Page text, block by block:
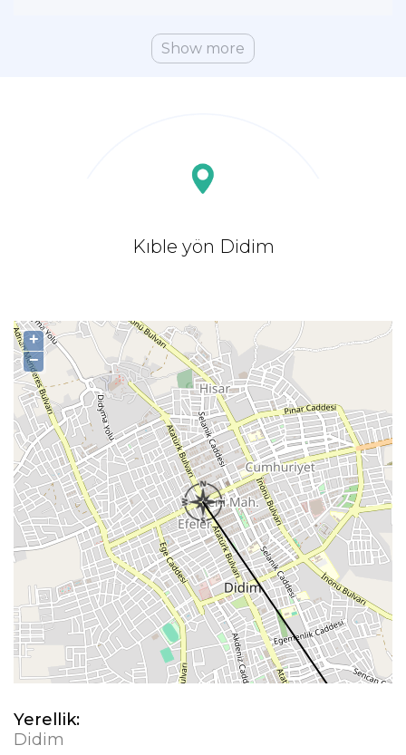
Show more
Kıble yön Didim
+
−
Yerellik:
Didim